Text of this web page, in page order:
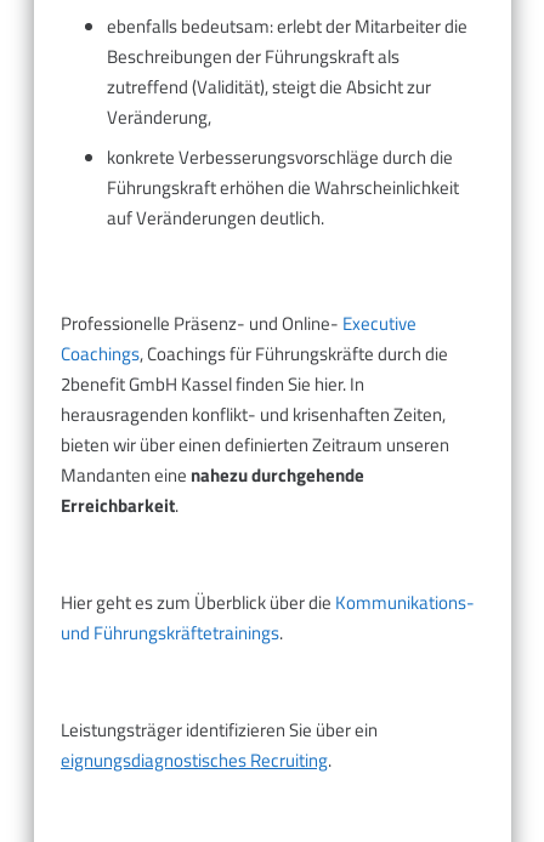
ebenfalls bedeutsam: erlebt der Mitarbeiter die
Beschreibungen der Führungskraft als
zutreffend (Validität), steigt die Absicht zur
Veränderung,
konkrete Verbesserungsvorschläge durch die
Führungskraft erhöhen die Wahrscheinlichkeit
auf Veränderungen deutlich.
Professionelle Präsenz- und Online- Executive
Coachings, Coachings für Führungskräfte durch die
2benefit GmbH Kassel finden Sie hier. In
herausragenden konflikt- und krisenhaften Zeiten,
bieten wir über einen definierten Zeitraum unseren
Mandanten eine nahezu durchgehende
Erreichbarkeit.
Hier geht es zum Überblick über die Kommunikations-
und Führungskräftetrainings.
Leistungsträger identifizieren Sie über ein
eignungsdiagnostisches Recruiting.